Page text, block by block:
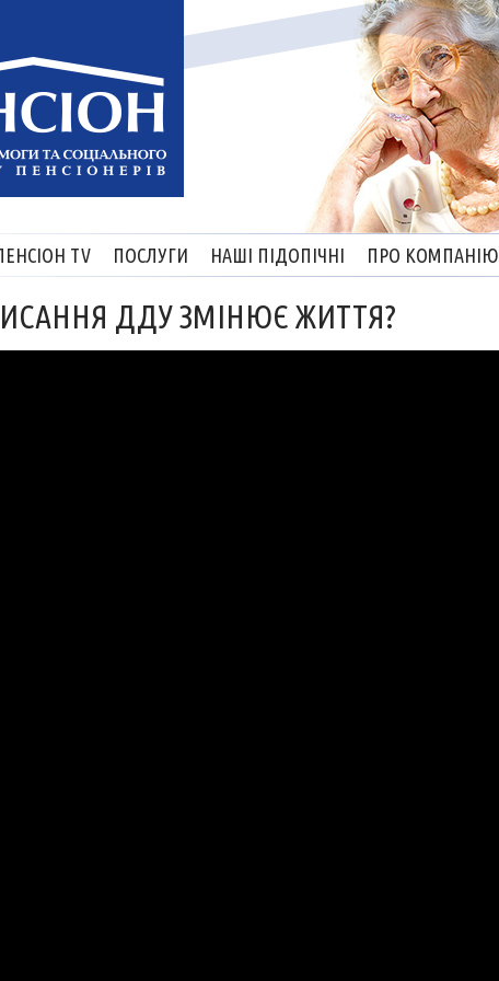
TV ПОСЛУГИ НАШІ ПІДОПІЧНІ ПРО КОМПАНІЮ
ДДУ ЗМІНЮЄ ЖИТТЯ?